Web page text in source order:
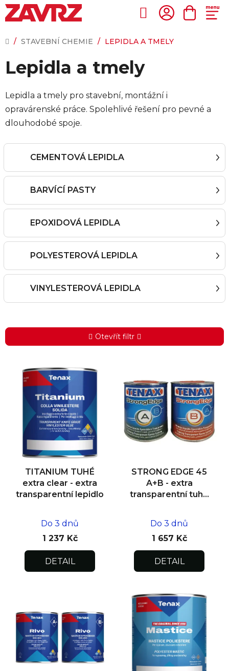
Přejít
na
Hledat
DOMŮ
/ STAVEBNÍ CHEMIE / LEPIDLA A TMELY
Lepidla a tmely
Lepidla a tmely pro stavební, montážní i
opravárenské práce. Spolehlivé řešení pro pevné a
dlouhodobé spoje.
CEMENTOVÁ LEPIDLA
BARVÍCÍ PASTY
EPOXIDOVÁ LEPIDLA
POLYESTEROVÁ LEPIDLA
VINYLESTEROVÁ LEPIDLA
Otevřít filtr
TITANIUM TUHÉ
extra clear - extra
transparentní lepidlo
Do 3 dnů
1 237 Kč
DETAIL
STRONG EDGE 45
A+B - extra
transparentní tuhé
Do 3 dnů
1 657 Kč
DETAIL